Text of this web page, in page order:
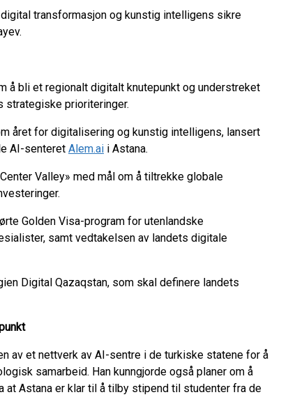
transformasjon og kunstig intelligens sikre
å bli et regionalt digitalt knutepunkt og understreket
strategiske prioriteringer.
året for digitalisering og kunstig intelligens, lansert
AI-senteret Alem.ai i Astana.
Valley» med mål om å tiltrekke globale
Golden Visa-program for utenlandske
samt vedtakelsen av landets digitale
Digital Qazaqstan, som skal definere landets
av et nettverk av AI-sentre i de turkiske statene for å
samarbeid. Han kunngjorde også planer om å
Astana er klar til å tilby stipend til studenter fra de